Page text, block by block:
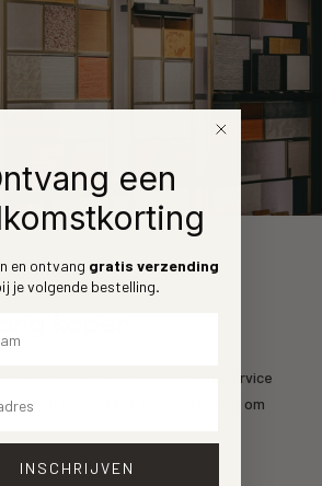
kopen
de mooiste behang merken. Service
u een vraag? Aarzel dan niet om
een
en ontvang gratis verzending
je volgende bestelling.
INSCHRIJVEN